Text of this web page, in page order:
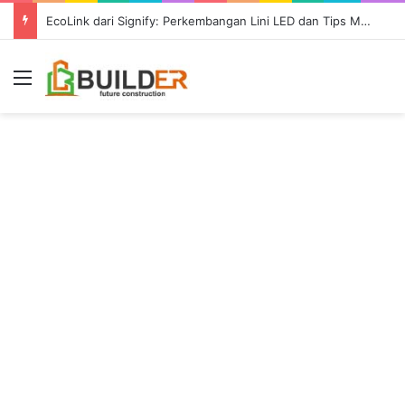
Persyaratan Desain Pondasi Sebelum Groundbreaking Konstruksi
Menu